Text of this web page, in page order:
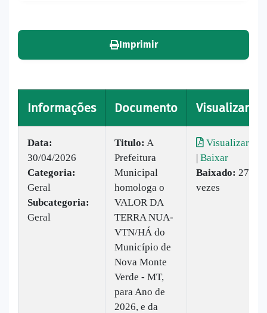
Imprimir
Informações Documento Visualizar
Data:
30/04/2026
Categoria:
Geral
Subcategoria:
Geral
Titulo: A
Prefeitura
Municipal
homologa o
VALOR DA
TERRA NUA-
VTN/HÁ do
Município de
Nova Monte
Verde - MT,
para Ano de
2026, e da
Visualizar
| Baixar
Baixado: 27
vezes